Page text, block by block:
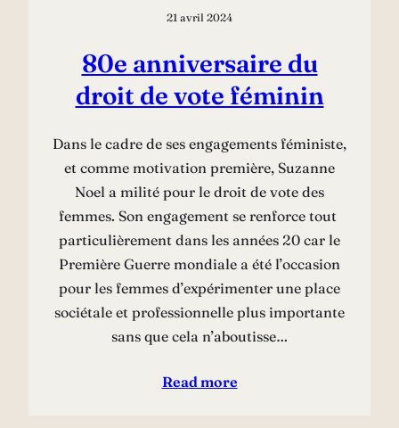
21 avril 2024
80e anniversaire du
droit de vote féminin
Dans le cadre de ses engagements féministe,
et comme motivation première, Suzanne
Noel a milité pour le droit de vote des
femmes. Son engagement se renforce tout
particulièrement dans les années 20 car le
Première Guerre mondiale a été l’occasion
pour les femmes d’expérimenter une place
sociétale et professionnelle plus importante
sans que cela n’aboutisse…
Read more